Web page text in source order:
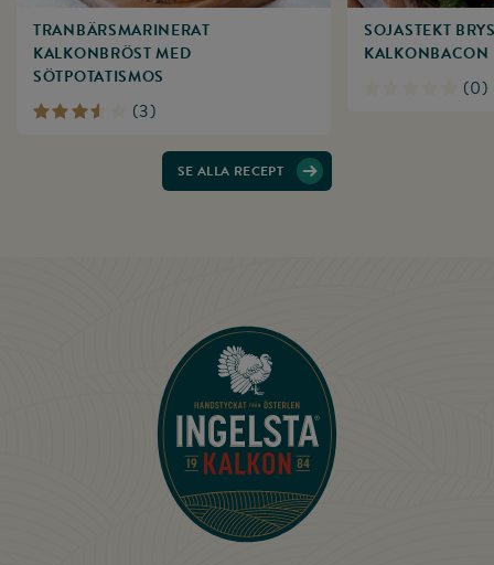
TRANBÄRS­MARINERAT
KALKONBRÖST MED
SÖTPOTATISMOS
(3)
SOJASTEKT
KALKONBACON
(0)
SE ALLA RECEPT
Till startsidan